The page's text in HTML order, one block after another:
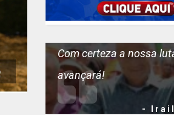
Com certeza a nossa
avançará!
-